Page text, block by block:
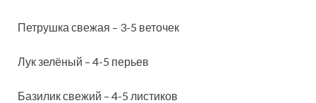
Петрушка свежая – 3-5 веточек
Лук зелёный – 4-5 перьев
Базилик свежий – 4-5 листиков